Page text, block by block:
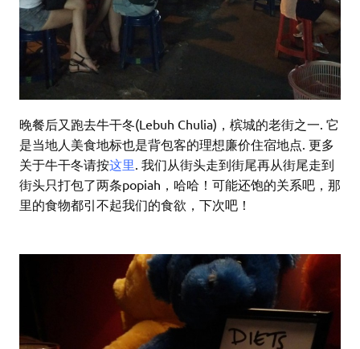
晚餐后又跑去牛干冬(Lebuh Chulia)，槟城的老街之一. 它
是当地人美食地标也是背包客的理想廉价住宿地点. 更多
关于牛干冬请按这里. 我们从街头走到街尾再从街尾走到
街头只打包了两条popiah，哈哈！可能还饱的关系吧，那
里的食物都引不起我们的食欲，下次吧！